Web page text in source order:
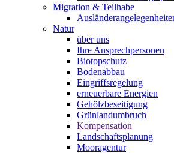
Migration & Teilhabe
Natur
über uns
Ihre Ansprechpersonen
Biotopschutz
Bodenabbau
Eingriffsregelung
erneuerbare Energien
Gehölzbeseitigung
Grünlandumbruch
Kompensation
Landschaftsplanung
Mooragentur